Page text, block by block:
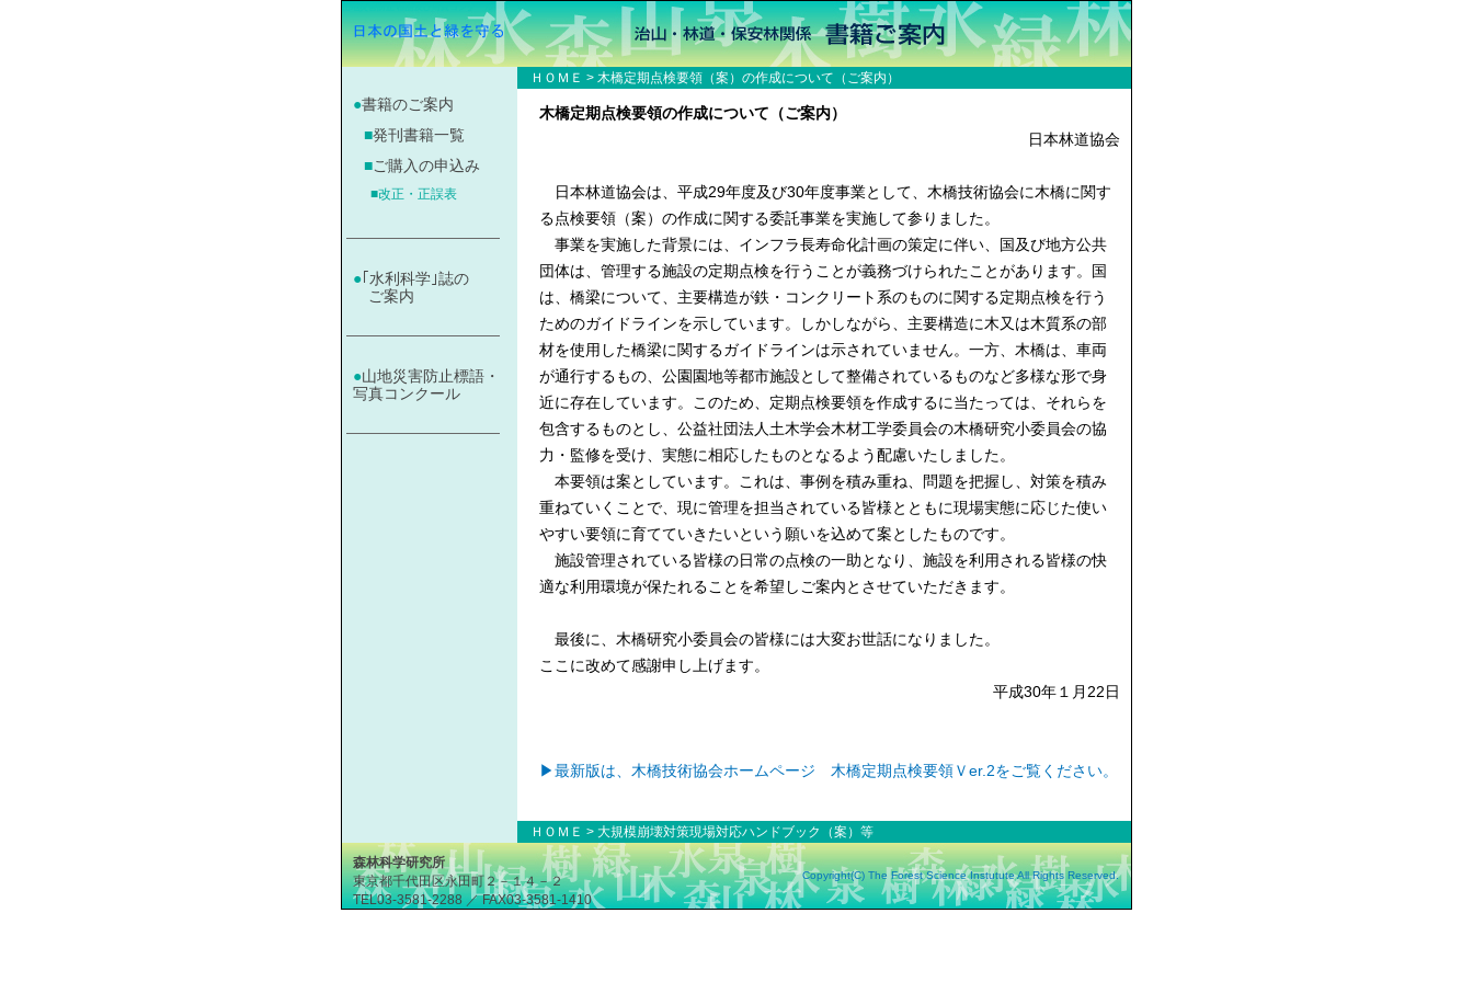
●書籍のご案内
■発刊書籍一覧
■ご購入の申込み
■改正・正誤表
● ｢水利科学｣誌の
ご案内
●山地災害防止標語・
写真コンクール
ＨＯＭＥ > 木橋定期点検要領（案）の作成について（ご案内）
木橋定期点検要領の作成について（ご案内）
日本林道協会
日本林道協会は、平成29年度及び30年度事業として、木橋技術協会に木橋に関す
る点検要領（案）の作成に関する委託事業を実施して参りました。
事業を実施した背景には、インフラ長寿命化計画の策定に伴い、国及び地方公共
団体は、管理する施設の定期点検を行うことが義務づけられたことがあります。国
は、橋梁について、主要構造が鉄・コンクリート系のものに関する定期点検を行う
ためのガイドラインを示しています。しかしながら、主要構造に木又は木質系の部
材を使用した橋梁に関するガイドラインは示されていません。一方、木橋は、車両
が通行するもの、公園園地等都市施設として整備されているものなど多様な形で身
近に存在しています。このため、定期点検要領を作成するに当たっては、それらを
包含するものとし、公益社団法人土木学会木材工学委員会の木橋研究小委員会の協
力・監修を受け、実態に相応したものとなるよう配慮いたしました。
本要領は案としています。これは、事例を積み重ね、問題を把握し、対策を積み
重ねていくことで、現に管理を担当されている皆様とともに現場実態に応じた使い
やすい要領に育てていきたいという願いを込めて案としたものです。
施設管理されている皆様の日常の点検の一助となり、施設を利用される皆様の快
適な利用環境が保たれることを希望しご案内とさせていただきます。
最後に、木橋研究小委員会の皆様には大変お世話になりました。
ここに改めて感謝申し上げます。
平成30年１月22日
▶最新版は、木橋技術協会ホームページ 木橋定期点検要領Ｖer.2をご覧ください。
ＨＯＭＥ > 大規模崩壊対策現場対応ハンドブック（案）等
森林科学研究所
東京都千代田区永田町２－１４－２
TEL03-3581-2288 ／ FAX03-3581-1410
Copyright(C) The Forest Science Instutute All Rights Reserved.